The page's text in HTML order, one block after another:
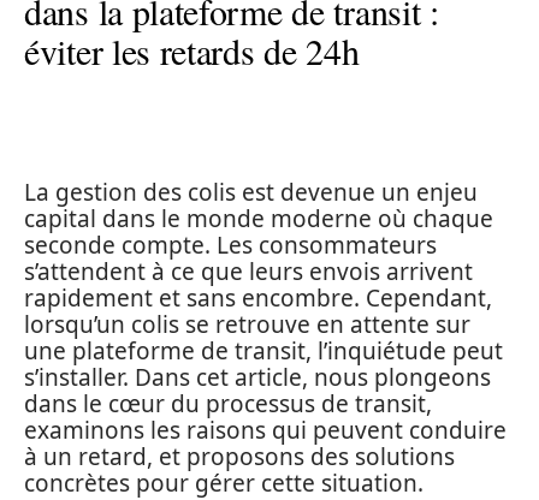
dans la plateforme de transit :
éviter les retards de 24h
La gestion des colis est devenue un enjeu
capital dans le monde moderne où chaque
seconde compte. Les consommateurs
s’attendent à ce que leurs envois arrivent
rapidement et sans encombre. Cependant,
lorsqu’un colis se retrouve en attente sur
une plateforme de transit, l’inquiétude peut
s’installer. Dans cet article, nous plongeons
dans le cœur du processus de transit,
examinons les raisons qui peuvent conduire
à un retard, et proposons des solutions
concrètes pour gérer cette situation.